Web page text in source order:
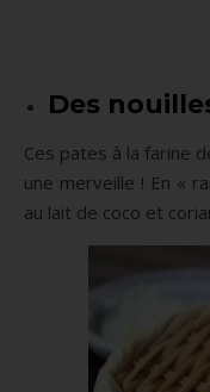
Des
Ces pates à la farine
une merveille ! En «
au lait de coco et